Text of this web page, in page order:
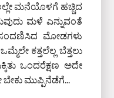
ಮನೆಯೊಳಗೆ ಹಚ್ಚಿದ
ಮಳೆ ಎನ್ನುವಂತೆ
ಸಂದಣಿಸಿದ ಮೋಡಗಳು
ಕತ್ತಲೆಲ್ಲ ಬೆತ್ತಲು
ಒಂದರೆಕ್ಷಣ ಅದೇ
ಮುಪ್ಪಿನೆಡೆಗೆ...